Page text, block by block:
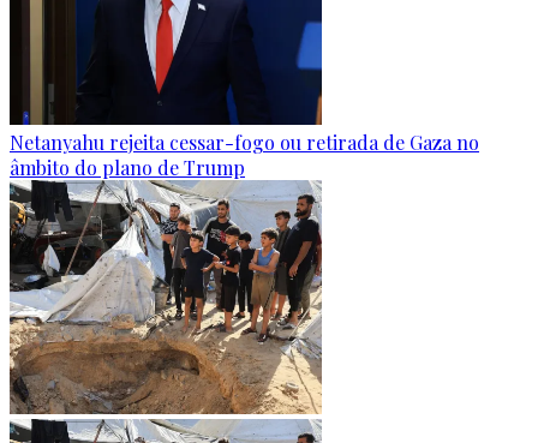
Netanyahu rejeita cessar-fogo ou retirada de Gaza no
âmbito do plano de Trump